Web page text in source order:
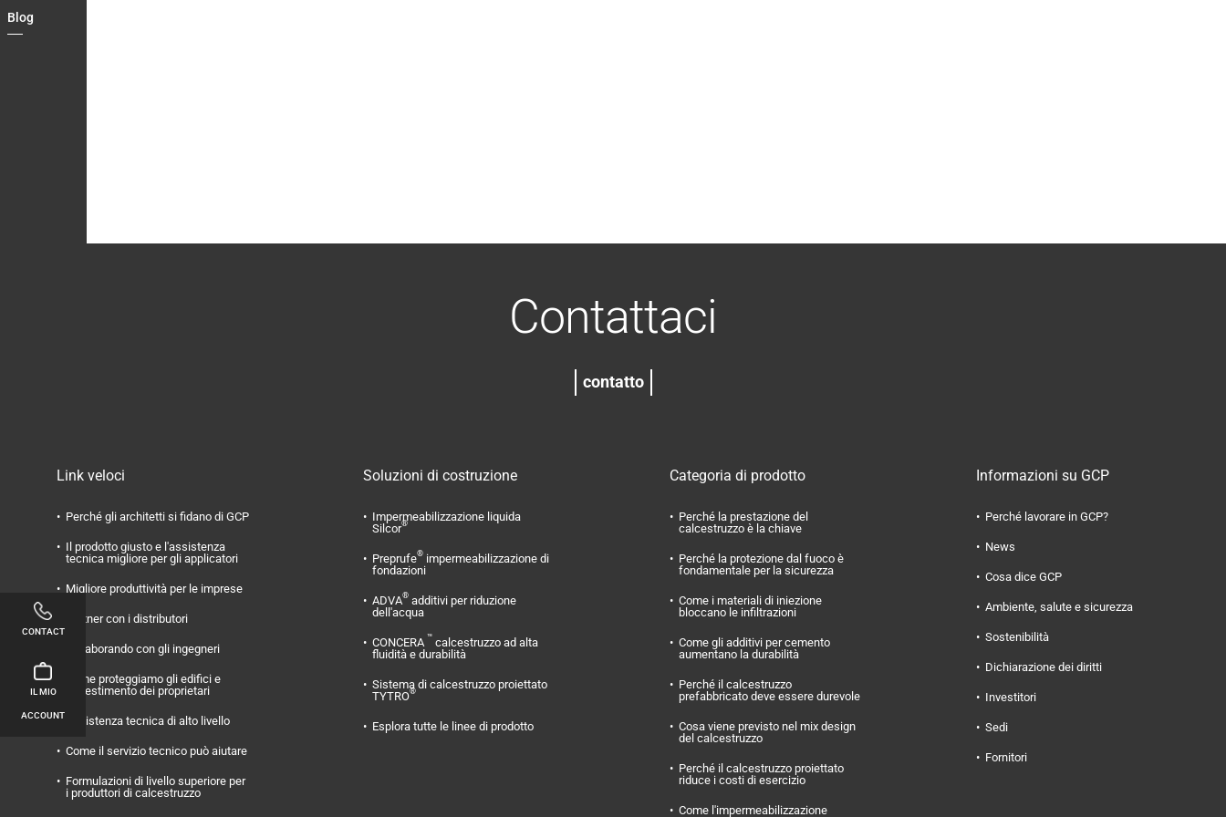
Blog
CONTACT
IL MIO
ACCOUNT
Contattaci
contatto
Link veloci
Perché gli architetti si fidano di GCP
Il prodotto giusto e l'assistenza
tecnica migliore per gli applicatori
Migliore produttività per le imprese
Partner con i distributori
Collaborando con gli ingegneri
Come proteggiamo gli edifici e
l'investimento dei proprietari
Assistenza tecnica di alto livello
Come il servizio tecnico può aiutare
Formulazioni di livello superiore per
i produttori di calcestruzzo
Soluzioni di costruzione
Impermeabilizzazione liquida
Silcor®
Preprufe® impermeabilizzazione di
fondazioni
ADVA® additivi per riduzione
dell'acqua
CONCERA™ calcestruzzo ad alta
fluidità e durabilità
Sistema di calcestruzzo proiettato
TYTRO®
Esplora tutte le linee di prodotto
Categoria di prodotto
Perché la prestazione del
calcestruzzo è la chiave
Perché la protezione dal fuoco è
fondamentale per la sicurezza
Come i materiali di iniezione
bloccano le infiltrazioni
Come gli additivi per cemento
aumentano la durabilità
Perché il calcestruzzo
prefabbricato deve essere durevole
Cosa viene previsto nel mix design
del calcestruzzo
Perché il calcestruzzo proiettato
riduce i costi di esercizio
Come l'impermeabilizzazione
Informazioni su GCP
Perché lavorare in GCP?
News
Cosa dice GCP
Ambiente, salute e sicurezza
Sostenibilità
Dichiarazione dei diritti
Investitori
Sedi
Fornitori